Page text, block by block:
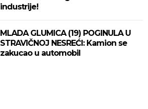
industrije!
MLADA GLUMICA (19) POGINULA U
STRAVIČNOJ NESREĆI: Kamion se
zakucao u automobil